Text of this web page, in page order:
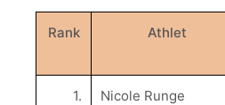
Rank Athlet
1.
Nicole Runge